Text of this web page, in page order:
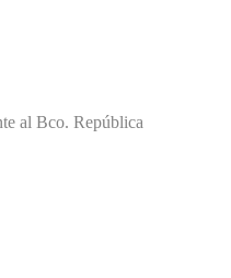
al Bco. República